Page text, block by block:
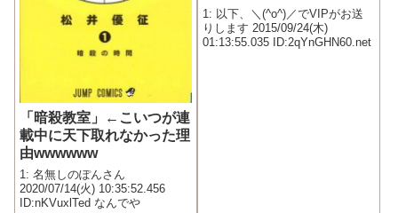
「暗殺教室」←こいつが連
載中に天下取れなかった理
由wwwwww
1: 名無しのぽんさん
2020/07/14(火) 10:35:52.456
ID:nKVuxlTed なんでや
1: 以下、＼(^o^)／でVIPがお送
りします 2015/09/24(木)
01:13:55.035 ID:2qYnGHN60.net